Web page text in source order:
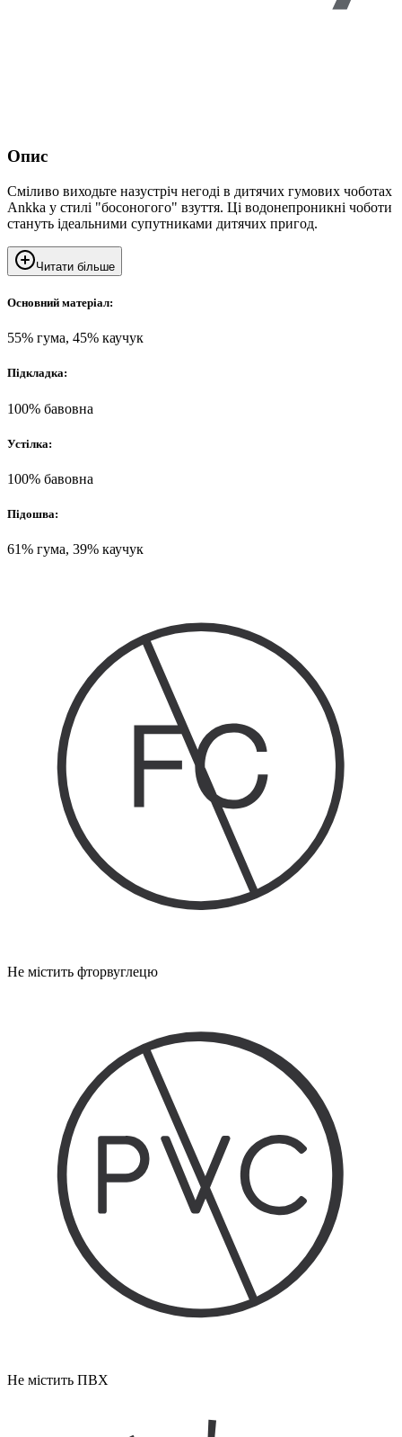
Опис
Сміливо виходьте назустріч негоді в дитячих гумових чоботах
Ankka у стилі "босоногого" взуття. Ці водонепроникні чоботи
стануть ідеальними супутниками дитячих пригод.
Читати більше
Основний матеріал:
55% гума, 45% каучук
Підкладка:
100% бавовна
Устілка:
100% бавовна
Підошва:
61% гума, 39% каучук
Не містить фторвуглецю
Не містить ПВХ